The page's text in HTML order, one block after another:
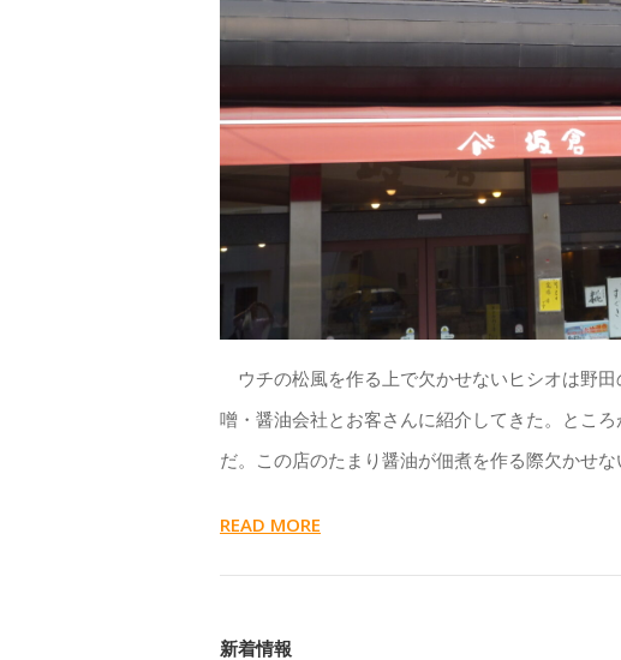
ウチの松風を作る上で欠かせないヒシオは野
噌・醤油会社とお客さんに紹介してきた。とこ
だ。この店のたまり醤油が佃煮を作る際欠かせな
READ MORE
新着情報